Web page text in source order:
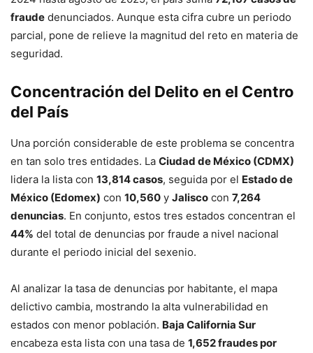
fraude denunciados. Aunque esta cifra cubre un periodo
parcial, pone de relieve la magnitud del reto en materia de
seguridad.
Concentración del Delito en el Centro
del País
Una porción considerable de este problema se concentra
en tan solo tres entidades. La Ciudad de México (CDMX)
lidera la lista con 13,814 casos, seguida por el Estado de
México (Edomex) con 10,560 y Jalisco con 7,264
denuncias. En conjunto, estos tres estados concentran el
44% del total de denuncias por fraude a nivel nacional
durante el periodo inicial del sexenio.
Al analizar la tasa de denuncias por habitante, el mapa
delictivo cambia, mostrando la alta vulnerabilidad en
estados con menor población. Baja California Sur
encabeza esta lista con una tasa de 1,652 fraudes por